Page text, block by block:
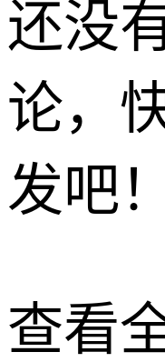
还没
论，
发吧！
查看